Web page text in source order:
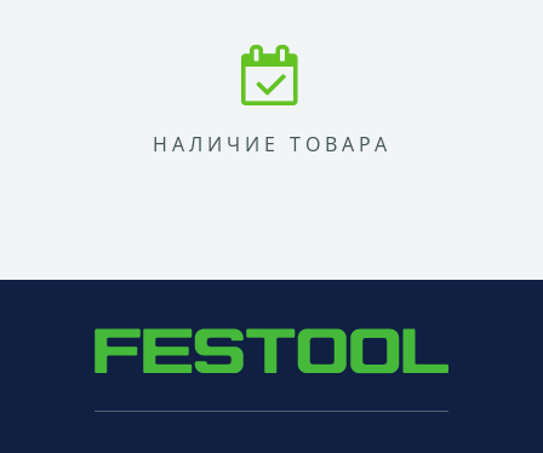
НАЛИЧИЕ ТОВАРА